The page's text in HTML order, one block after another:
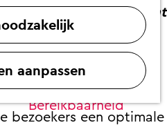
aanpassen
Overzicht op
plattegrond
Contact
Bereikbaarheid
iets minder mobiel bent
om de omgeving te
bezoekers een optimale